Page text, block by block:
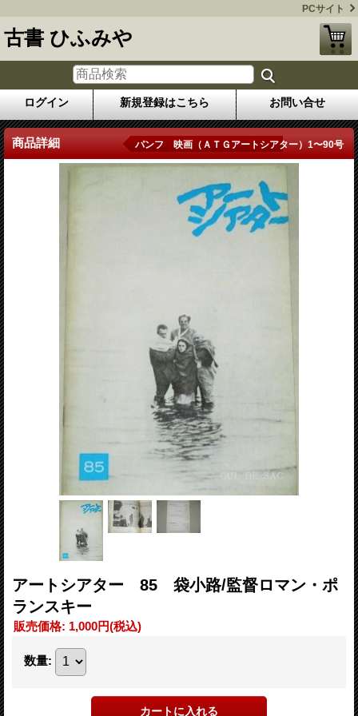
PCサイト
古書 ひふみや
ログイン 新規登録はこちら お問い合せ
商品詳細 パンフ 映画（ＡＴＧアートシアター）1〜90号
アートシアター 85 袋小路/監督ロマン・ポ
ランスキー
販売価格: 1,000円(税込)
数量: